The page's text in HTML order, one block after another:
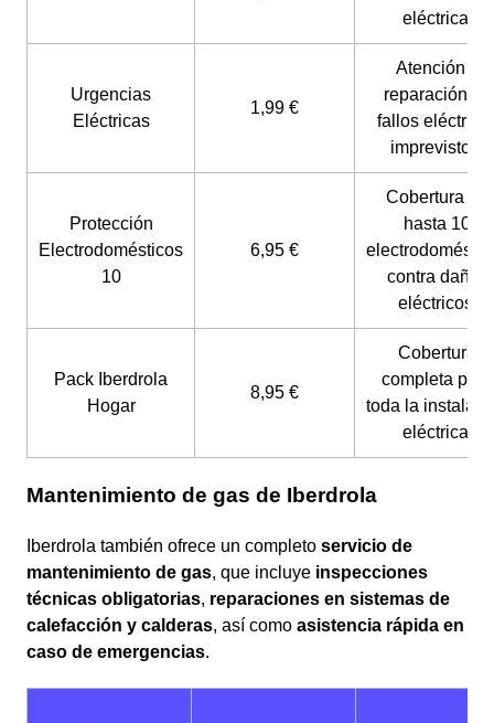
eléctrica.
Urgencias
Eléctricas
1,99 €
Atención y
reparación de
fallos
imprevistos.
Protección
Electrodomésticos
10
6,95 €
Cobertura de
hasta 10
contra daños
eléctricos.
Pack Iberdrola
Hogar
8,95 €
Cobertura
completa para
toda la
eléctrica.
Mantenimiento de gas de Iberdrola
Iberdrola también ofrece un completo servicio de
mantenimiento de gas, que incluye inspecciones
técnicas obligatorias, reparaciones en sistemas de
calefacción y calderas, así como asistencia rápida en
caso de emergencias.